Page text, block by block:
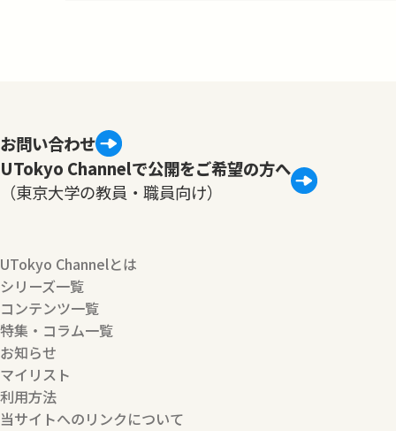
お問い合わせ
UTokyo Channelで公開をご希望の方へ
（東京大学の教員・職員向け）
UTokyo Channelとは
シリーズ一覧
コンテンツ一覧
特集・コラム一覧
お知らせ
マイリスト
利用方法
当サイトへのリンクについて